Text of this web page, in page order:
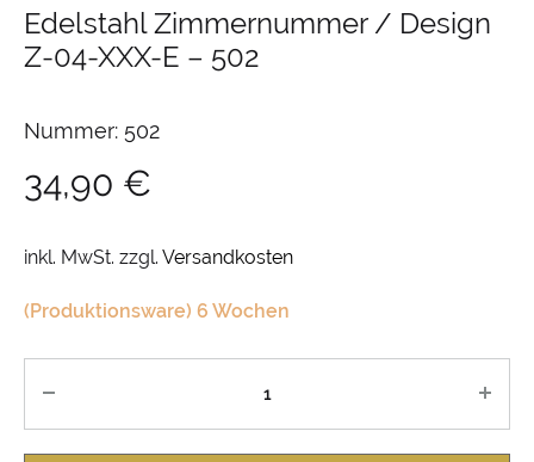
Edelstahl Zimmernummer / Design
Z-04-XXX-E – 502
Nummer: 502
34,90 €
inkl. MwSt. zzgl. Versandkosten
(Produktionsware) 6 Wochen